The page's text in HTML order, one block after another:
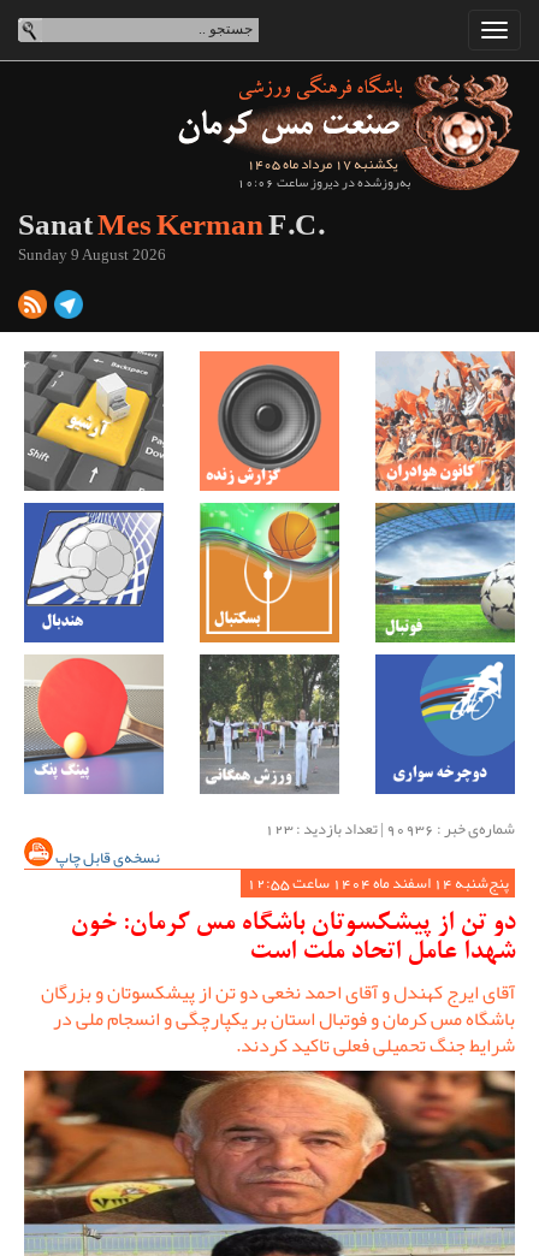
یکشنبه 17 مرداد ماه 1405
به‌روزشده در دیروز ساعت 10:06
SanatMes KermanF.C.
Sunday 9 August 2026
شماره‌ی خبر : ‌90936 | تعداد بازدید : 123
نسخه‌ی قابل چاپ
پنج‌شنبه 14 اسفند ماه 1404 ساعت 12:55
دو تن از پیشکسوتان باشگاه مس کرمان: خون
شهدا عامل اتحاد ملت است
آقای ایرج کهندل و آقای احمد نخعی دو تن از پیشکسوتان و بزرگان
باشگاه مس کرمان و فوتبال استان بر یکپارچگی و انسجام ملی در
شرایط جنگ تحمیلی فعلی تاکید کردند.